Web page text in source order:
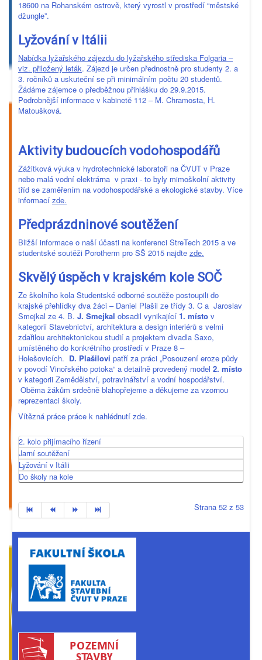
18600 na Rohanském ostrově, který vyrostl v prostředí “městské
džungle”.
Lyžování v Itálii
Nabídka lyžařského zájezdu do lyžařského střediska Folgaria –
viz. přiložený leták. Zájezd je určen přednostně pro studenty 2. a
3. ročníků a uskuteční se při minimálním počtu 20 studentů.
Žádáme zájemce o předběžnou přihlášku do 29.9.2015.
Podrobnější informace v kabinetě 112 – M. Chramosta, H.
Matoušková.
Aktivity budoucích vodohospodářů
Zážitková výuka v hydrotechnické laboratoři na ČVUT v Praze
nebo malá vodní elektrárna v praxi - to byly mimoškolní aktivity
tříd se zaměřením na vodohospodářské a ekologické stavby. Více
informací zde.
Předprázdninové soutěžení
Bližší informace o naší účasti na konferenci StreTech 2015 a ve
studentské soutěži Porotherm pro SŠ 2015 najdte zde.
Skvělý úspěch v krajském kole SOČ
Ze školního kola Studentské odborné soutěže postoupili do
krajské přehlídky dva žáci – Daniel Plašil ze třídy 3. C a Jaroslav
Smejkal ze 4. B. J. Smejkal obsadil vynikající 1. místo v
kategorii Stavebnictví, architektura a design interiérů s velmi
zdařilou architektonickou studií a projektem divadla Saxo,
umístěného do konkrétního prostředí v Praze 8 –
Holešovicích. D. Plašilovi patří za práci „Posouzení eroze půdy
v povodí Vinořského potoka“ a detailně provedený model 2. místo
v kategorii Zemědělství, potravinářství a vodní hospodářství.
Oběma žákům srdečně blahopřejeme a děkujeme za vzornou
reprezentaci školy.
Vítězná práce práce k nahlédnutí zde.
2. kolo přijímacího řízení
Jarní soutěžení
Lyžování v Itálii
Do školy na kole
Strana 52 z 53